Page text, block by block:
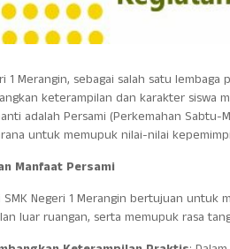
1 Merangin, sebagai salah satu
keterampilan dan karakter siswa
adalah Persami (Perkemahan
untuk memupuk nilai-nilai
Manfaat Persami
SMK Negeri 1 Merangin bertujuan untuk
luar ruangan, serta memupuk rasa